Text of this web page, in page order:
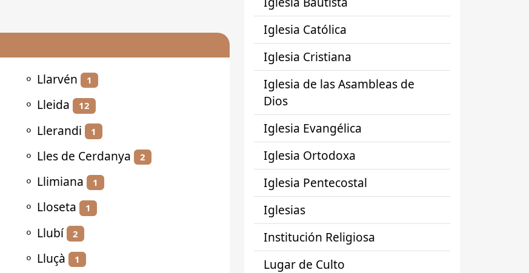
⚬ Llarvén 1
⚬ Lleida 12
⚬ Llerandi 1
⚬ Lles de Cerdanya 2
⚬ Llimiana 1
⚬ Lloseta 1
⚬ Llubí 2
⚬ Lluçà 1
Iglesia Católica
Iglesia Cristiana
Iglesia de las Asambleas de
Dios
Iglesia Evangélica
Iglesia Ortodoxa
Iglesia Pentecostal
Iglesias
Institución Religiosa
Lugar de Culto